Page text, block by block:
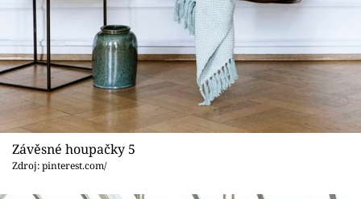
Závěsné houpačky 5
Zdroj: pinterest.com/